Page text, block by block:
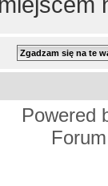
Powered